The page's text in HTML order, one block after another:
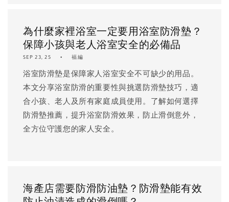
為什麼家裡浴室一定要用浴室防滑墊？
保障小孩與老人浴室安全的必備品
SEP 23, 25 福編
浴室防滑墊是保障家人浴室安全不可缺少的用品。
本文分享浴室防滑的重要性與挑選防滑墊技巧，適
合小孩、老人及所有家庭成員使用。了解如何選擇
防滑墊推薦，提升浴室防滑效果，防止滑倒意外，
全方位守護您的家人安全。
海產店需要防滑防油墊？防滑墊能有效